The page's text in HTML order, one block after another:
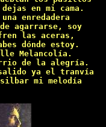
en mi cama.
enredadera
agarrarse, soy
las aceras,
dónde estoy.
Melancolía.
de la alegría.
ya el tranvía
mi melodía